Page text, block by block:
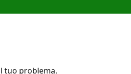
tuo problema.